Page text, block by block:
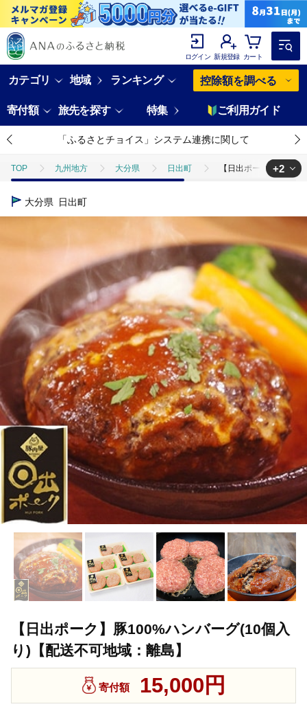
ログイン 新規登録 カート
カテゴリ 地域 ランキング 控除額を調べる
寄付額 旅先を探す 特集 ご利用ガイド
「ふるさとチョイス」システム連携に関して
TOP 九州地方 大分県 日出町 【日出ポーク】豚
TOP
+2
大分県 日出町
【日出ポーク】豚100%ハンバーグ(10個入
り)【配送不可地域：離島】
寄付額 15,000円